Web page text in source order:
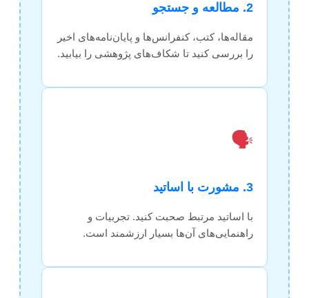
2. مطالعه و جستجو
مقاله‌ها، کتب، کنفرانس‌ها و پایان‌نامه‌های اخیر
را بررسی کنید تا شکاف‌های پژوهشی را بیابید.
🗣️
3. مشورت با اساتید
با اساتید مرتبط صحبت کنید. تجربیات و
راهنمایی‌های آن‌ها بسیار ارزشمند است.